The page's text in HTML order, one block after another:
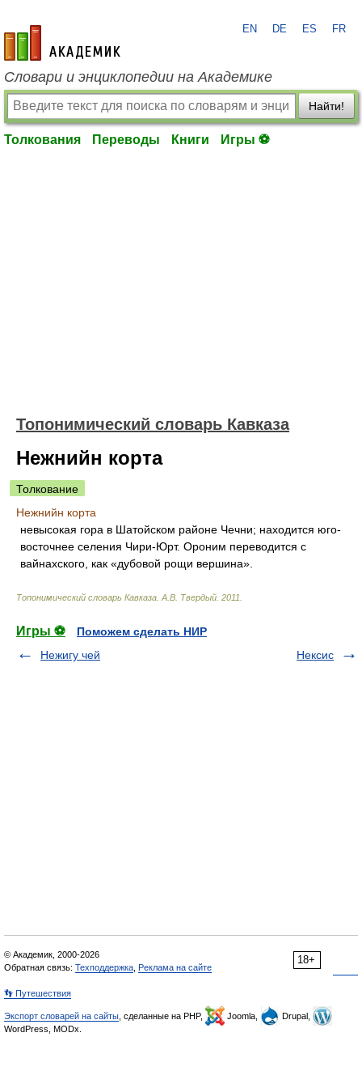
academic.ru
EN DE ES FR
Словари и энциклопедии на Академике
Найти!
Толкования Переводы Книги Игры ⚽
Топонимический словарь Кавказа
Нежнийн корта
Толкование
Нежнийн корта
невысокая гора в Шатойском районе Чечни; находится юго-
восточнее селения Чири-Юрт. Ороним переводится с
вайнахского, как «дубовой рощи вершина».
Топонимический словарь Кавказа А.В. Твердый 2011
Игры ⚽
Поможем сделать НИР
Нежигу чей
Нексис
18+
© Академик, 2000-2026
Обратная связь: Техподдержка Реклама на сайте
👣 Путешествия
Экспорт словарей на сайты , сделанные на PHP, Joomla,
Drupal,
WordPress, MODx.